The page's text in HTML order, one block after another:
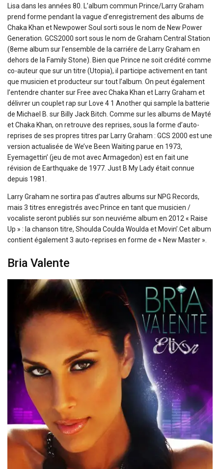
Lisa dans les années 80. L’album commun Prince/Larry Graham
prend forme pendant la vague d’enregistrement des albums de
Chaka Khan et Newpower Soul sorti sous le nom de New Power
Generation. GCS2000 sort sous le nom de Graham Central Station
(8eme album sur l’ensemble de la carriére de Larry Graham en
dehors de la Family Stone). Bien que Prince ne soit crédité comme
co-auteur que sur un titre (Utopia), il participe activement en tant
que musicien et producteur sur tout l’album. On peut également
l’entendre chanter sur Free avec Chaka Khan et Larry Graham et
délivrer un couplet rap sur Love 4 1 Another qui sample la batterie
de Michael B. sur Billy Jack Bitch. Comme sur les albums de Mayté
et Chaka Khan, on retrouve des reprises, sous la forme d’auto-
reprises de ses propres titres par Larry Graham : GCS 2000 est une
version actualisée de We’ve Been Waiting parue en 1973,
Eyemagettin’ (jeu de mot avec Armagedon) est en fait une
révision de Earthquake de 1977. Just B My Lady était connue
depuis 1981.
Larry Graham ne sortira pas d’autres albums sur NPG Records,
mais 3 titres enregistrés avec Prince en tant que musicien /
vocaliste seront publiés sur son neuviéme album en 2012 « Raise
Up » : la chanson titre, Shoulda Coulda Woulda et Movin’.Cet album
contient également 3 auto-reprises en forme de « New Master ».
Bria Valente